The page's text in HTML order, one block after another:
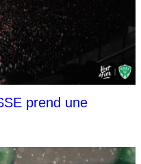
prend une